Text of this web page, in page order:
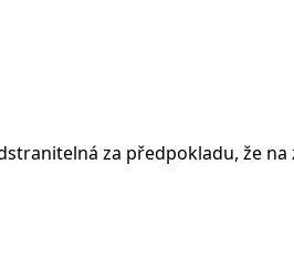
za předpokladu, že na